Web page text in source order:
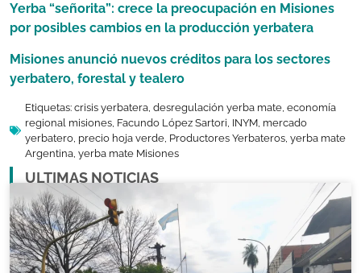
Yerba “señorita”: crece la preocupación en Misiones
por posibles cambios en la producción yerbatera
Misiones anunció nuevos créditos para los sectores
yerbatero, forestal y tealero
Etiquetas: crisis yerbatera, desregulación yerba mate, economía
regional misiones, Facundo López Sartori, INYM, mercado
yerbatero, precio hoja verde, Productores Yerbateros, yerba mate
Argentina, yerba mate Misiones
ULTIMAS NOTICIAS